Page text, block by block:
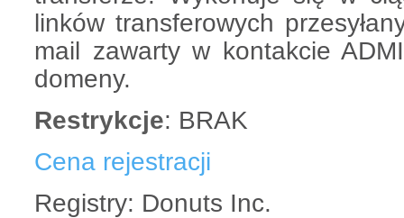
linków transferowych
mail zawarty w kontakcie
domeny.
Restrykcje: BRAK
Cena rejestracji
Registry: Donuts Inc.